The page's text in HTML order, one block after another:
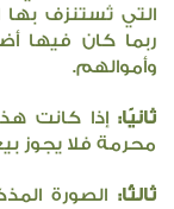
التي تُستنزف بها
ربما كان فيها
وأموالهم.
ثانيًا: إذا كانت
محرمة فلا يجوز
ثالثًا: الصورة